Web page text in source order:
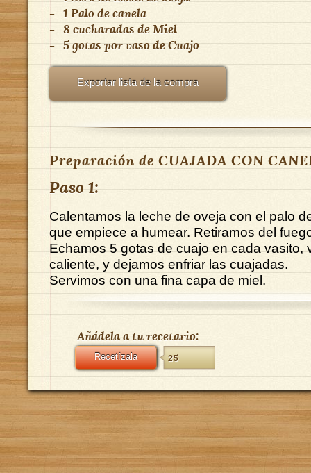
- 1 Palo de canela
- 8 cucharadas deMiel
- 5 gotas por vasodeCuajo
Exportar lista de la compra
Preparación de CUAJADA CON
Paso 1:
Calentamos la leche de oveja con el palo
que empiece a humear. Retiramos del
Echamos 5 gotas de cuajo en cada vasito,
caliente, y dejamos enfriar las cuajadas.
Servimos con una fina capa de miel.
Añádela a tu recetario:
Recetízala 25